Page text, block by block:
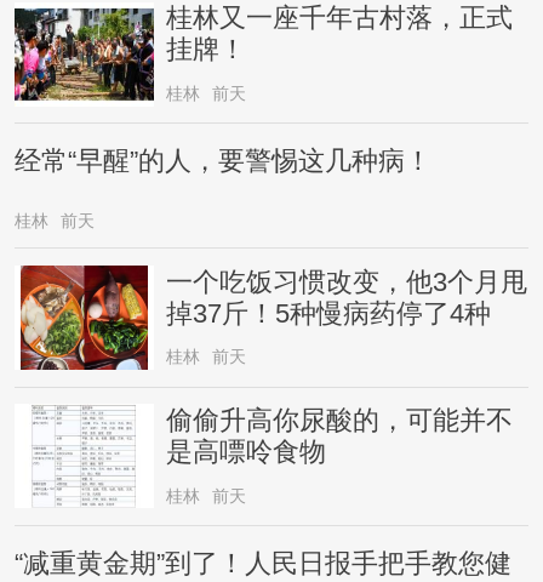
桂林又一座千年古村落，正式
挂牌！
桂林 前天
经常“早醒”的人，要警惕这几种病！
桂林 前天
一个吃饭习惯改变，他3个月甩
掉37斤！5种慢病药停了4种
桂林 前天
偷偷升高你尿酸的，可能并不
是高嘌呤食物
桂林 前天
“减重黄金期”到了！人民日报手把手教您健